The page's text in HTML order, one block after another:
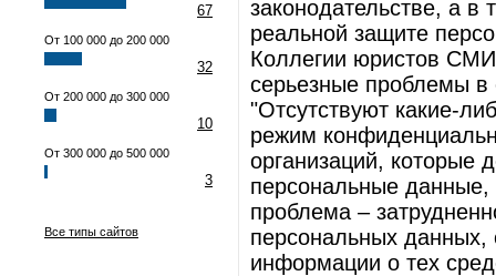
67
От 100 000 до 200 000
32
От 200 000 до 300 000
10
От 300 000 до 500 000
3
Все типы сайтов
законодательстве, а в
реальной защите
Коллегии юристов СМИ
серьезные проблемы в
"Отсутствуют какие-
режим
организаций, которые
персональные данные,
проблема –
персональных данных,
информации о тех